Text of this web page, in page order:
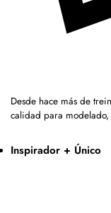
Desde hace más de
calidad para modelado,
Inspirador + Único